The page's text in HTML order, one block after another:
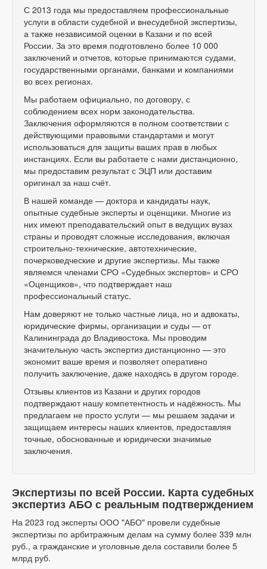
С 2013 года мы предоставляем профессиональные
услуги в области судебной и внесудебной экспертизы,
а также независимой оценки в Казани и по всей
России. За это время подготовлено более 10 000
заключений и отчетов, которые принимаются судами,
государственными органами, банками и компаниями
во всех регионах.
Мы работаем официально, по договору, с
соблюдением всех норм законодательства.
Заключения оформляются в полном соответствии с
действующими правовыми стандартами и могут
использоваться для защиты ваших прав в любых
инстанциях. Если вы работаете с нами дистанционно,
мы предоставим результат с ЭЦП или доставим
оригинал за наш счёт.
В нашей команде — доктора и кандидаты наук,
опытные судебные эксперты и оценщики. Многие из
них имеют преподавательский опыт в ведущих вузах
страны и проводят сложные исследования, включая
строительно-технические, автотехнические,
почерковедческие и другие экспертизы. Мы также
являемся членами СРО «Судебных экспертов» и СРО
«Оценщиков», что подтверждает наш
профессиональный статус.
Нам доверяют не только частные лица, но и адвокаты,
юридические фирмы, организации и суды — от
Калининграда до Владивостока. Мы проводим
значительную часть экспертиз дистанционно — это
экономит ваше время и позволяет оперативно
получить заключение, даже находясь в другом городе.
Отзывы клиентов из Казани и других городов
подтверждают нашу компетентность и надёжность. Мы
предлагаем не просто услуги — мы решаем задачи и
защищаем интересы наших клиентов, предоставляя
точные, обоснованные и юридически значимые
заключения.
Экспертизы по всей России. Карта судебных
экспертиз АБО с реальным подтверждением
На 2023 год эксперты ООО "АБО" провели судебные
экспертизы по арбитражным делам на сумму более 339 млн
руб., а гражданские и уголовные дела составили более 5
млрд руб.